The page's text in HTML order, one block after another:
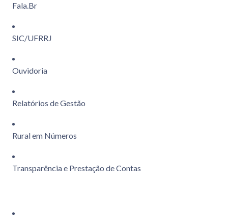
Fala.Br
SIC/UFRRJ
Ouvidoria
Relatórios de Gestão
Rural em Números
Transparência e Prestação de Contas